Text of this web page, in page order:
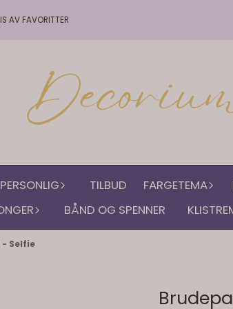
AV FAVORITTER
PERSONLIG TILBUD FARGETEMA
BÅND OG SPENNER
Selfie